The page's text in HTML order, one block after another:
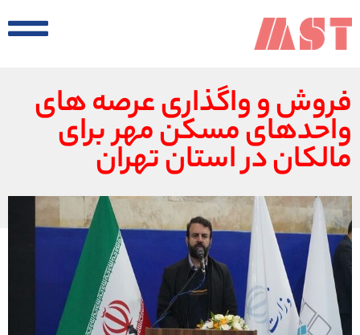
فروش و واگذاری عرصه های
واحدهای مسکن مهر برای
مالکان در استان تهران